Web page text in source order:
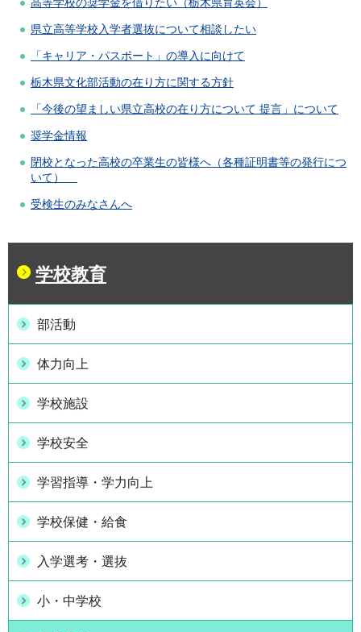
県立高等学校入学者選抜について相談したい
「キャリア・パスポート」の導入に向けて
栃木県文化部活動の在り方に関する方針
「今後の望ましい県立高校の在り方について 提言」について
奨学金情報
閉校となった高校の卒業生の皆様へ（各種証明書等の発行につ
いて）
受検生のみなさんへ
学校教育
部活動
体力向上
学校施設
学校安全
学習指導・学力向上
学校保健・給食
入学選考・選抜
小・中学校